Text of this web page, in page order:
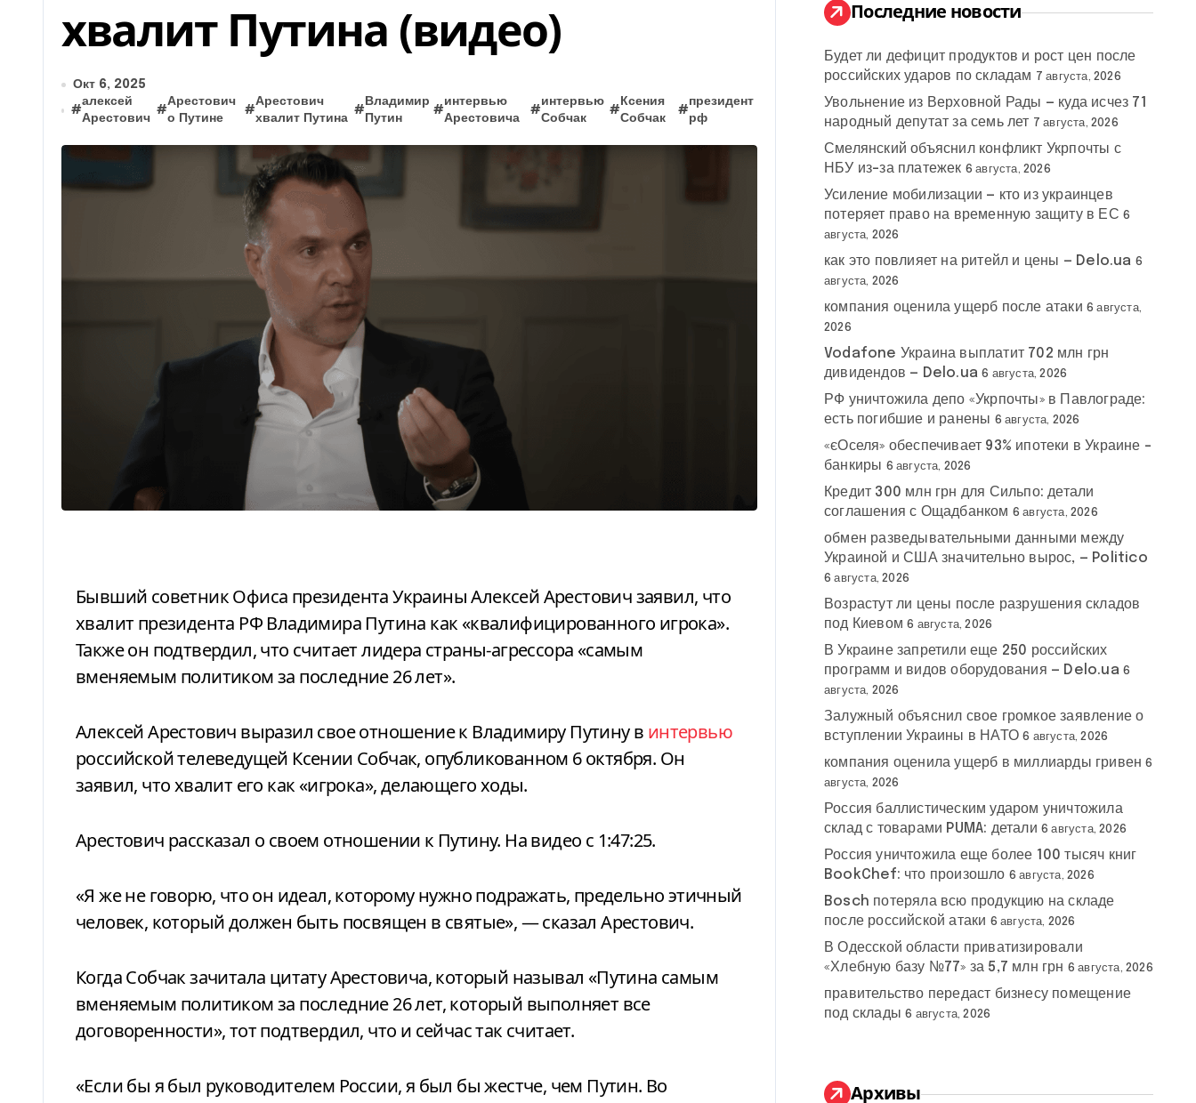
хвалит Путина (видео)
Окт 6, 2025
#
алексей
Арестович
#
Арестович
о Путине
#
Арестович
хвалит Путина
#
Владимир
Путин
#
интервью
Арестовича
#
интервью
Собчак
#
Ксения
Собчак
#
президент
рф
Бывший советник Офиса президента Украины Алексей Арестович заявил, что
хвалит президента РФ Владимира Путина как «квалифицированного игрока».
Также он подтвердил, что считает лидера страны-агрессора «самым
вменяемым политиком за последние 26 лет».
Алексей Арестович выразил свое отношение к Владимиру Путину в интервью
российской телеведущей Ксении Собчак, опубликованном 6 октября. Он
заявил, что хвалит его как «игрока», делающего ходы.
Арестович рассказал о своем отношении к Путину. На видео с 1:47:25.
«Я же не говорю, что он идеал, которому нужно подражать, предельно этичный
человек, который должен быть посвящен в святые», — сказал Арестович.
Когда Собчак зачитала цитату Арестовича, который называл «Путина самым
вменяемым политиком за последние 26 лет, который выполняет все
договоренности», тот подтвердил, что и сейчас так считает.
«Если бы я был руководителем России, я был бы жестче, чем Путин. Во
:
Последние новости
Будет ли дефицит продуктов и рост цен после
российских ударов по складам 7 августа, 2026
Увольнение из Верховной Рады — куда исчез 71
народный депутат за семь лет 7 августа, 2026
Смелянский объяснил конфликт Укрпочты с
НБУ из-за платежек 6 августа, 2026
Усиление мобилизации — кто из украинцев
потеряет право на временную защиту в ЕС 6
августа, 2026
как это повлияет на ритейл и цены — Delo.ua 6
августа, 2026
компания оценила ущерб после атаки 6 августа,
2026
Vodafone Украина выплатит 702 млн грн
дивидендов — Delo.ua 6 августа, 2026
РФ уничтожила депо «Укрпочты» в Павлограде:
есть погибшие и ранены 6 августа, 2026
«єОселя» обеспечивает 93% ипотеки в Украине –
банкиры 6 августа, 2026
Кредит 300 млн грн для Сильпо: детали
соглашения с Ощадбанком 6 августа, 2026
обмен разведывательными данными между
Украиной и США значительно вырос, — Politico
6 августа, 2026
Возрастут ли цены после разрушения складов
под Киевом 6 августа, 2026
В Украине запретили еще 250 российских
программ и видов оборудования — Delo.ua 6
августа, 2026
Залужный объяснил свое громкое заявление о
вступлении Украины в НАТО 6 августа, 2026
компания оценила ущерб в миллиарды гривен 6
августа, 2026
Россия баллистическим ударом уничтожила
склад с товарами PUMA: детали 6 августа, 2026
Россия уничтожила еще более 100 тысяч книг
BookChef: что произошло 6 августа, 2026
Bosch потеряла всю продукцию на складе
после российской атаки 6 августа, 2026
В Одесской области приватизировали
«Хлебную базу №77» за 5,7 млн грн 6 августа, 2026
правительство передаст бизнесу помещение
под склады 6 августа, 2026
Архивы